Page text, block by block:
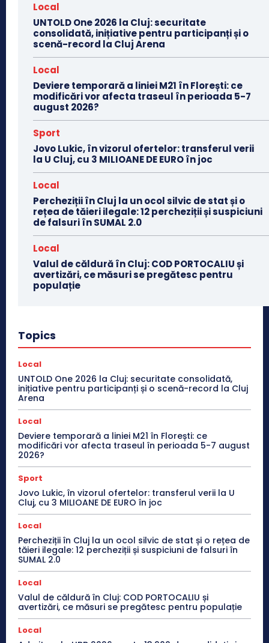
Local
UNTOLD One 2026 la Cluj: securitate
consolidată, inițiative pentru participanți și o
scenă-record la Cluj Arena
Local
Deviere temporară a liniei M21 în Florești: ce
modificări vor afecta traseul în perioada 5-7
august 2026?
Sport
Jovo Lukic, în vizorul ofertelor: transferul verii
la U Cluj, cu 3 MILIOANE DE EURO în joc
Local
Percheziții în Cluj la un ocol silvic de stat și o
rețea de tăieri ilegale: 12 percheziții și suspiciuni
de falsuri în SUMAL 2.0
Local
Valul de căldură în Cluj: COD PORTOCALIU și
avertizări, ce măsuri se pregătesc pentru
populație
Topics
Local
UNTOLD One 2026 la Cluj: securitate consolidată,
inițiative pentru participanți și o scenă-record la Cluj
Arena
Local
Deviere temporară a liniei M21 în Florești: ce
modificări vor afecta traseul în perioada 5-7 august
2026?
Sport
Jovo Lukic, în vizorul ofertelor: transferul verii la U
Cluj, cu 3 MILIOANE DE EURO în joc
Local
Percheziții în Cluj la un ocol silvic de stat și o rețea de
tăieri ilegale: 12 percheziții și suspiciuni de falsuri în
SUMAL 2.0
Local
Valul de căldură în Cluj: COD PORTOCALIU și
avertizări, ce măsuri se pregătesc pentru populație
Local